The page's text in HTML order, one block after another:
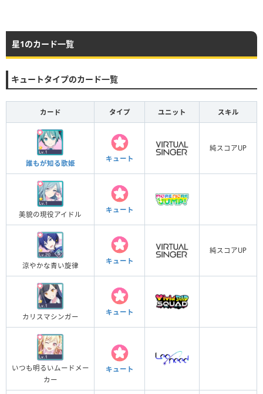
星1のカード一覧
キュートタイプのカード一覧
カード タイプ ユニット スキル
誰もが知る歌姫
キュート
純スコアUP
美貌の現役アイドル
キュート
涼やかな青い旋律
キュート
純スコアUP
カリスマシンガー
キュート
いつも明るいムードメー
カー
キュート